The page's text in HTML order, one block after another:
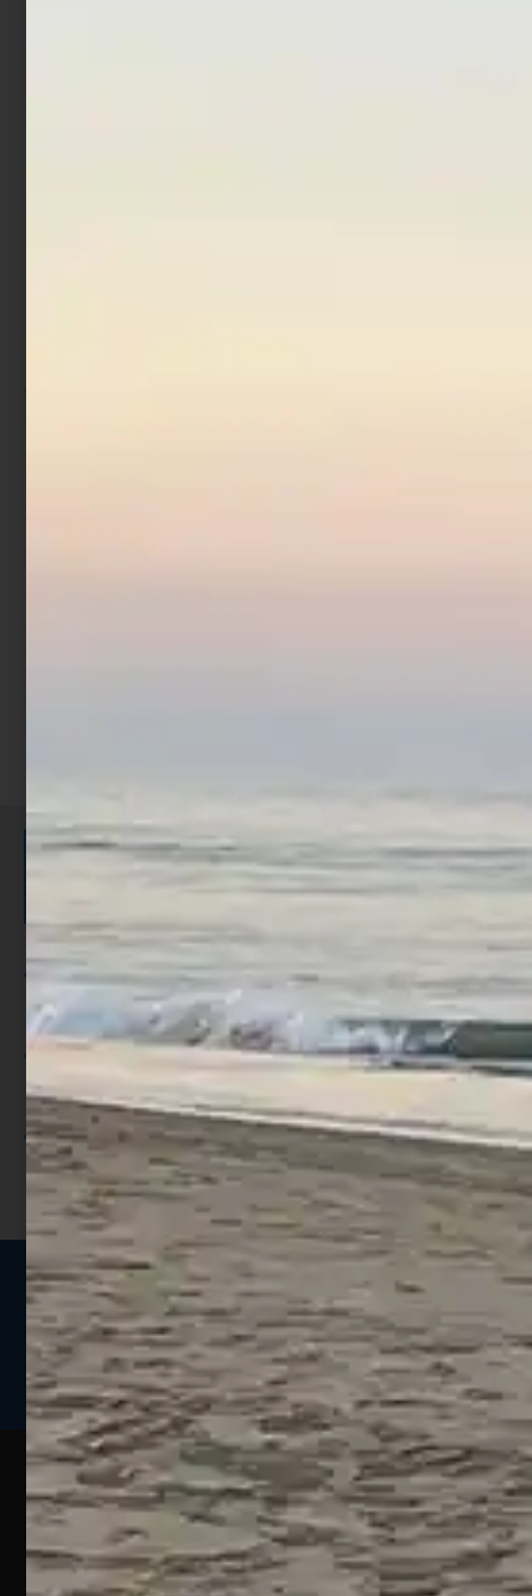
ISCRIVITI E RICEVI 3,50€ DI
SCONTO >
Per ogni acquisto accumuli ulteriori
punti;
Utilizza i punti per ricevere uno
sconto;
I punti sono indicati nella pagina
prodotto;
Seguici sui social
Web
Pesca
Un portale
pensato
Esperienze
Guide
sulla
pesca
sportiva
Assistenza
Clienti
Siamo
Contatti
Assistenza
Ecommerce